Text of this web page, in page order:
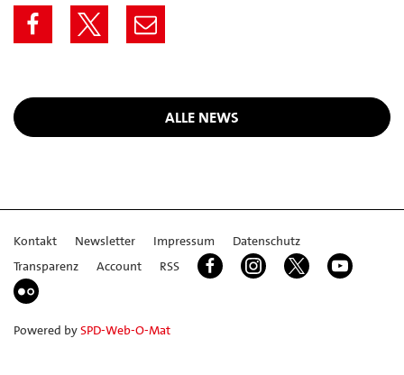
ALLE NEWS
Kontakt Newsletter Impressum
Datenschutz
Transparenz
Account RSS
Powered bySPD-Web-O-Mat